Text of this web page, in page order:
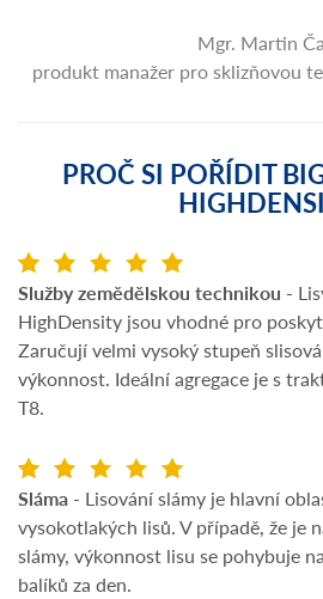
Mgr. Martin
produkt manažer pro sklizňovou
PROČ SI POŘÍDIT
Služby zemědělskou technikou -
HighDensity jsou vhodné pro
Zaručují velmi vysoký stupeň
výkonnost. Ideální agregace je s
T8.
Sláma - Lisování slámy je hlavní
vysokotlakých lisů. V případě, že je
slámy, výkonnost lisu se pohybuje
balíků za den.